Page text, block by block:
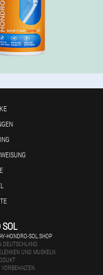
HONDRO-SOL.SHOP
DEUTSCHLAND
UND MUSKELN